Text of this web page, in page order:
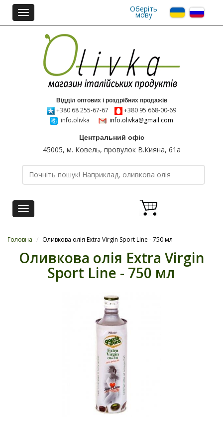
Toggle
navigation
Оберіть
мову
Відділ оптових і роздрібних продажів
+380 68 255-67-67
+380 95 668-00-69
info.olivka
info.olivka@gmail.com
Центральний офіс
45005, м. Ковель, провулок В.Кияна, 61а
Toggle
navigation
Головна / Оливкова олія Extra Virgin Sport Line - 750 мл
Оливкова олія Extra Virgin
Sport Line - 750 мл